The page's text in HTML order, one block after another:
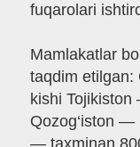
fuqarolari
Mamlakatlar
taqdim etilgan:
kishi
Qozog‘iston —